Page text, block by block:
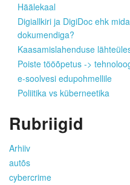
Häälekaal
Digiallkiri ja DigiDoc ehk
dokumendiga?
Kaasamislahenduse
Poiste tööõpetus ->
e-soolvesi edupohmellile
Poliitika vs küberneetika
Rubriigid
Arhiiv
autõs
cybercrime